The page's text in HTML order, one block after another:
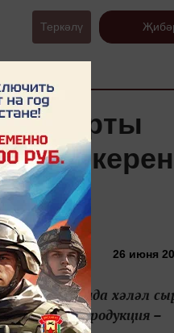
Теркәлү
фикерен
26 июня
Татарстанда хәләл
“Хәләл продукция –